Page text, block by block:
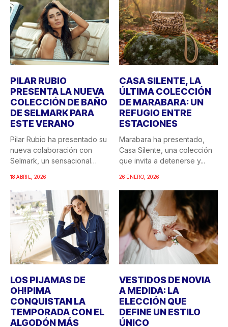
PILAR RUBIO
PRESENTA LA NUEVA
COLECCIÓN DE BAÑO
DE SELMARK PARA
ESTE VERANO
Pilar Rubio ha presentado su
nueva colaboración con
Selmark, un sensacional
18 ABRIL, 2026
CASA SILENTE, LA
ÚLTIMA COLECCIÓN
DE MARABARA: UN
REFUGIO ENTRE
ESTACIONES
Marabara ha presentado,
Casa Silente, una colección
que invita a detenerse y...
26 ENERO, 2026
LOS PIJAMAS DE
OH!PIMA
CONQUISTAN LA
TEMPORADA CON EL
ALGODÓN MÁS
VESTIDOS DE NOVIA
A MEDIDA: LA
ELECCIÓN QUE
DEFINE UN ESTILO
ÚNICO